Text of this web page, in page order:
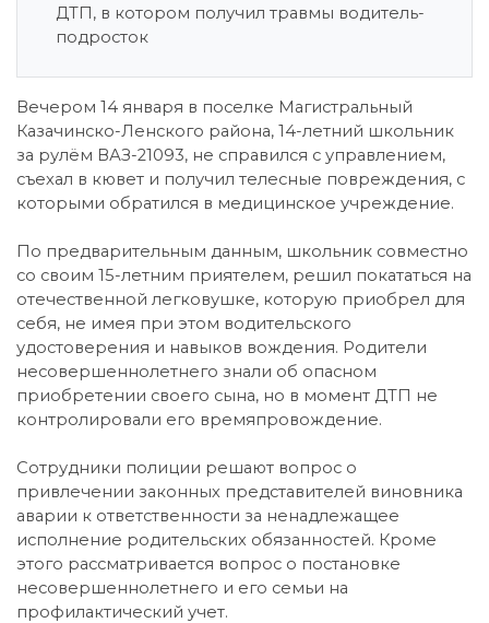
ДТП, в котором получил травмы водитель-
подросток
Вечером 14 января в поселке Магистральный
Казачинско-Ленского района, 14-летний школьник
за рулём ВАЗ-21093, не справился с управлением,
съехал в кювет и получил телесные повреждения, с
которыми обратился в медицинское учреждение.
По предварительным данным, школьник совместно
со своим 15-летним приятелем, решил покататься на
отечественной легковушке, которую приобрел для
себя, не имея при этом водительского
удостоверения и навыков вождения. Родители
несовершеннолетнего знали об опасном
приобретении своего сына, но в момент ДТП не
контролировали его времяпровождение.
Сотрудники полиции решают вопрос о
привлечении законных представителей виновника
аварии к ответственности за ненадлежащее
исполнение родительских обязанностей. Кроме
этого рассматривается вопрос о постановке
несовершеннолетнего и его семьи на
профилактический учет.